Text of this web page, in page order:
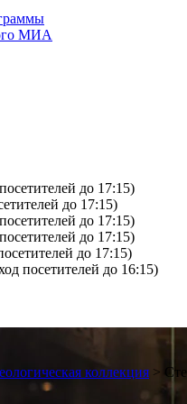
МИА
до 17:15)
до 17:15)
до 17:15)
до 17:15)
до 17:15)
посетителей до 16:15)
коллекция >